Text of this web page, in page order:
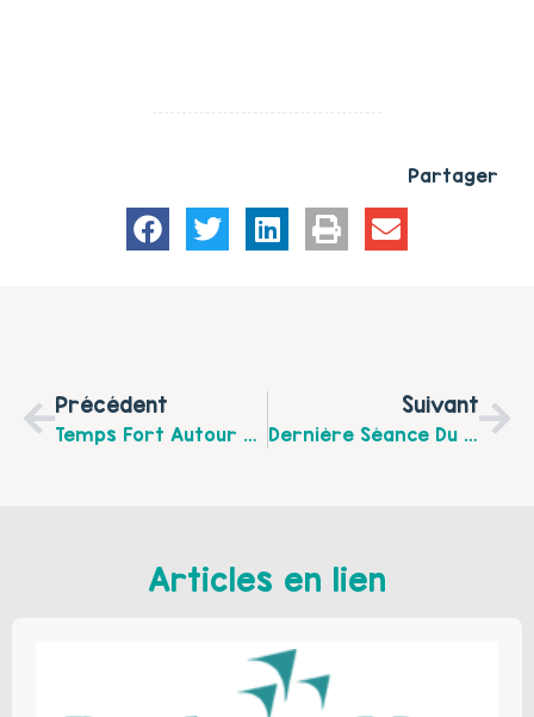
Partager
Précédent
Temps Fort Autour Du Décrochage Scolaire, Le Mardi 26 Mars Matin À Harnes
Suivant
Dernière Séance Du Cycle ‘éveil Musical’, Le Mardi 19 Mars Matin Au Centre Social Vachala De Lens
Articles en lien